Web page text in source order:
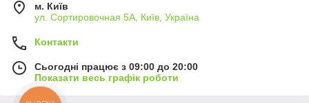
м. Київ
ул. Сортировочная 5А, Київ, Україна
Контакти
Сьогодні працює з 09:00 до 20:00
Показати весь графік роботи